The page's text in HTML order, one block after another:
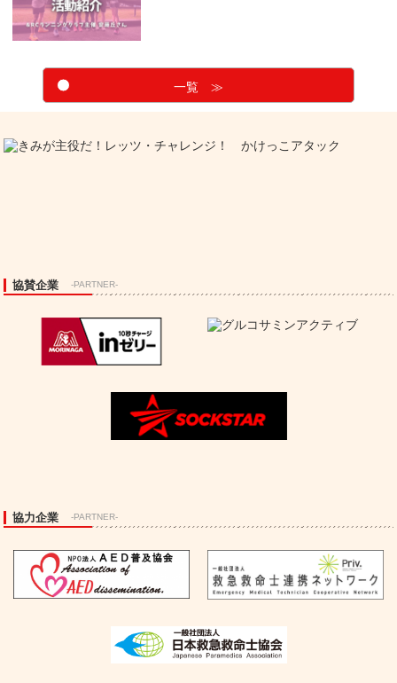
一覧 ≫
協賛企業 -PARTNER-
協力企業 -PARTNER-